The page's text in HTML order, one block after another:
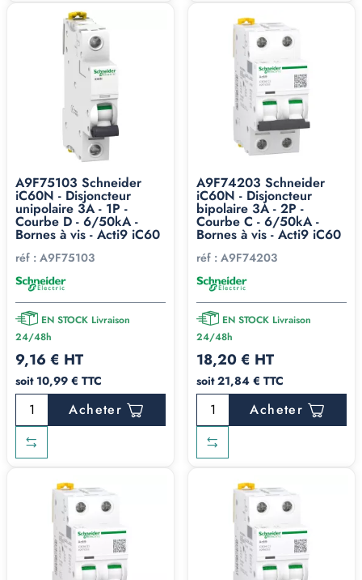
A9F75103 Schneider
iC60N - Disjoncteur
unipolaire 3A - 1P -
Courbe D - 6/50kA -
Bornes à vis - Acti9 iC60
réf : A9F75103
EN STOCK Livraison
24/48h
9,16 € HT
soit 10,99 € TTC
Acheter
A9F74203 Schneider
iC60N - Disjoncteur
bipolaire 3A - 2P -
Courbe C - 6/50kA -
Bornes à vis - Acti9 iC60
réf : A9F74203
EN STOCK Livraison
24/48h
18,20 € HT
soit 21,84 € TTC
Acheter